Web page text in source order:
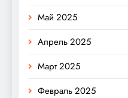
Май 2025
Апрель 2025
Март 2025
Февраль 2025